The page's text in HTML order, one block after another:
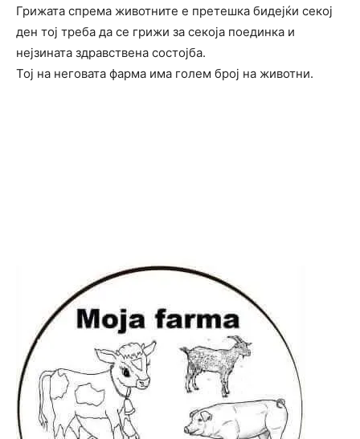
Грижата спрема животните е претешка бидејќи секој
ден тој треба да се грижи за секоја поединка и
нејзината здравствена состојба.
Тој на неговата фарма има голем број на животни.